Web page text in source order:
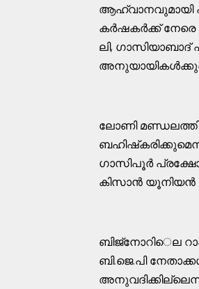
ആഹ്വാനവുമായി
കർഷകർക്ക്​
ലി, ഗാസിയാബാദ്​
ലോണി
ഗാസിപൂർ
കിസാൻ ​യൂനിയൻ
ബിജ്​നോറി​െല
ബി.ജെ.പി​